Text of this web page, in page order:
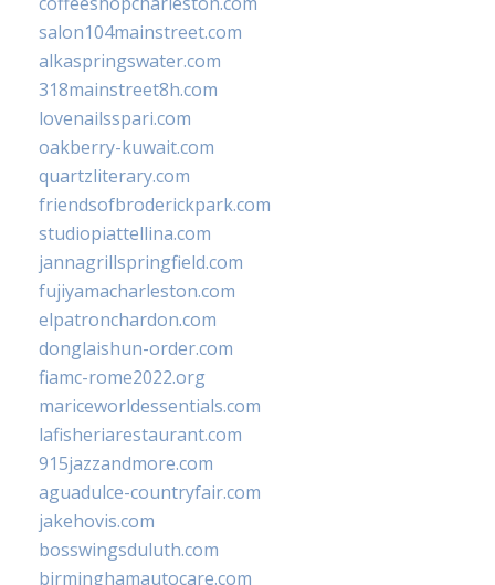
salon104mainstreet.com
alkaspringswater.com
318mainstreet8h.com
lovenailsspari.com
oakberry-kuwait.com
quartzliterary.com
friendsofbroderickpark.com
studiopiattellina.com
jannagrillspringfield.com
fujiyamacharleston.com
elpatronchardon.com
donglaishun-order.com
fiamc-rome2022.org
mariceworldessentials.com
lafisheriarestaurant.com
915jazzandmore.com
aguadulce-countryfair.com
jakehovis.com
bosswingsduluth.com
birminghamautocare.com